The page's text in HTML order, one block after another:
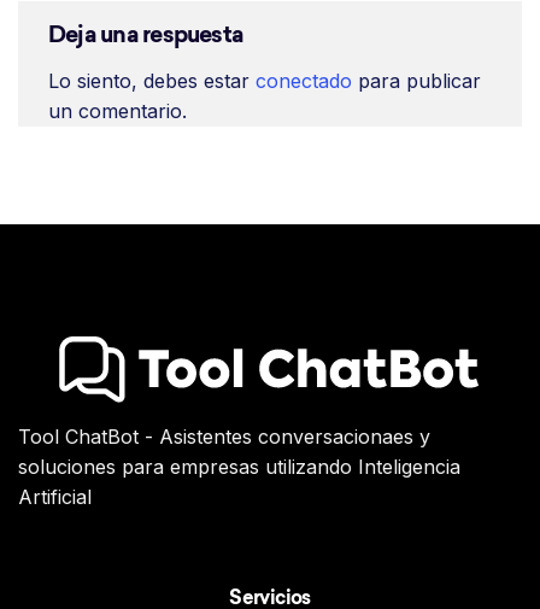
Deja una respuesta
Lo siento, debes estar conectado para publicar
un comentario.
Tool ChatBot - Asistentes conversacionaes y
soluciones para empresas utilizando Inteligencia
Artificial
Servicios